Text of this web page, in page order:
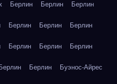
Берлин Берлин Берлин
Берлин Берлин Берлин
Берлин Берлин Берлин
Берлин Берлин Буэнос-Айрес